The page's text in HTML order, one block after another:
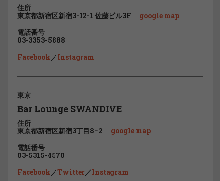
住所
東京都新宿区新宿3-12-1 佐藤ビル3F google map
電話番号
03-3353-5888
Facebook ／Instagram
東京
Bar Lounge SWANDIVE
住所
東京都新宿区新宿3丁目8−2 google map
電話番号
03-5315-4570
Facebook／Twitter／Instagram